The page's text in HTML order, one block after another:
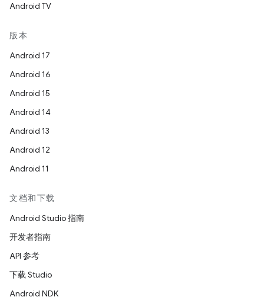
Android TV
版本
Android 17
Android 16
Android 15
Android 14
Android 13
Android 12
Android 11
文档和下载
Android Studio 指南
开发者指南
API 参考
下载 Studio
Android NDK